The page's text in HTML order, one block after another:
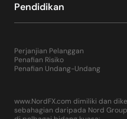
Pendidikan
Perjanjian Pelanggan
Penafian Risiko
Penafian Undang-Undang
www.NordFX.com dimiliki dan
sebahagian daripada Nord